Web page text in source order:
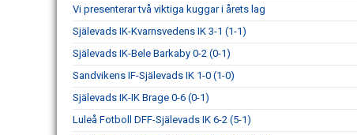
Vi presenterar två viktiga kuggar i årets lag
Själevads IK-Kvarnsvedens IK 3-1 (1-1)
Själevads IK-Bele Barkaby 0-2 (0-1)
Sandvikens IF-Själevads IK 1-0 (1-0)
Själevads IK-IK Brage 0-6 (0-1)
Luleå Fotboll DFF-Själevads IK 6-2 (5-1)